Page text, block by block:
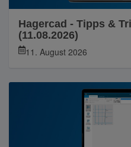
Hagercad - Tipps &
(11.08.2026)
11. August 2026